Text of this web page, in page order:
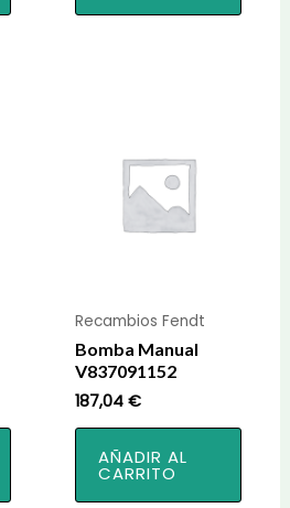
Recambios Fendt
Bomba Manual
V837091152
187,04€
AÑADIR AL
CARRITO